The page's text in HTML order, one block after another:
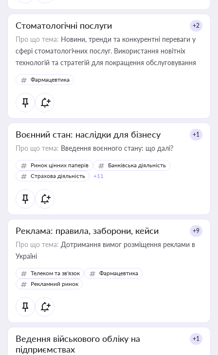
Стоматологічні послуги +2
Про що тема: Новини, тренди та конкурентні переваги у
сфері стоматологічних послуг. Використання новітніх
технологій та стратегій для покращення обслуговування
Фармацевтика
Воєнний стан: наслідки для бізнесу +1
Про що тема: Введення воєнного стану: що далі?
Ринок цінних паперів
Банківська діяльність
Страхова діяльність
+11
Реклама: правила, заборони, кейси +9
Про що тема: Дотримання вимог розміщення реклами в
Україні
Телеком та зв'язок
Фармацевтика
Рекламний ринок
Ведення військового обліку на
підприємствах
+1